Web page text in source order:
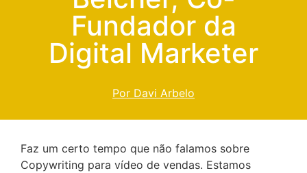
Fundador da
Digital Marketer
Por Davi Arbelo
Faz um certo tempo que não falamos sobre
Copywriting para vídeo de vendas. Estamos